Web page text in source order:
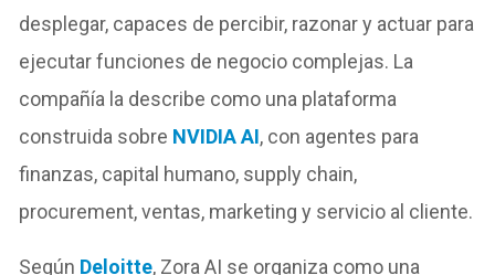
desplegar, capaces de percibir, razonar y actuar para
ejecutar funciones de negocio complejas. La
compañía la describe como una plataforma
construida sobre NVIDIA AI, con agentes para
finanzas, capital humano, supply chain,
procurement, ventas, marketing y servicio al cliente.
Según Deloitte, Zora AI se organiza como una